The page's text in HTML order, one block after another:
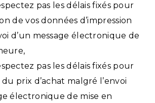
pas les délais fixés pour
de vos données d’impression
d’un message électronique de
pas les délais fixés pour
prix d’achat malgré l’envoi
électronique de mise en